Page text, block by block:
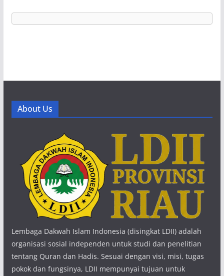
About Us
Lembaga Dakwah Islam Indonesia (disingkat LDII) adalah
organisasi sosial independen untuk studi dan penelitian
tentang Quran dan Hadis. Sesuai dengan visi, misi, tugas
pokok dan fungsinya, LDII mempunyai tujuan untuk